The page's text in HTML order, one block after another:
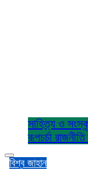
সাহিত্য ও
রূপচর্চা রাজনীতি
বিশ্ব জাহান